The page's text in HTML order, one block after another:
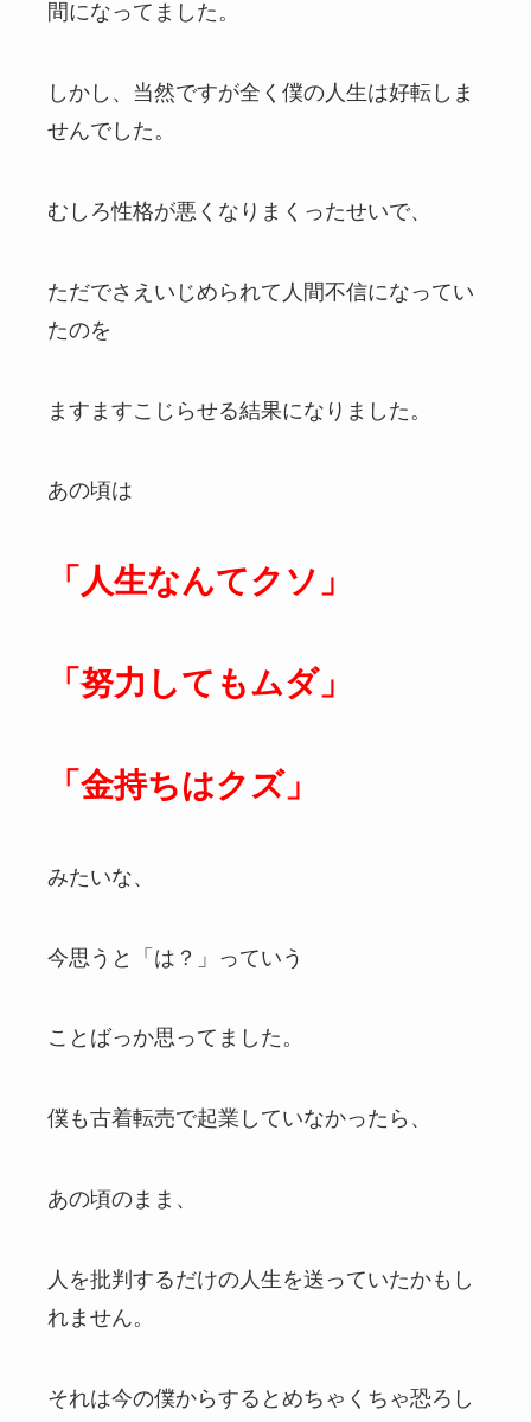
間になってました。
しかし、当然ですが全く僕の人生は好転しま
せんでした。
むしろ性格が悪くなりまくったせいで、
ただでさえいじめられて人間不信になってい
たのを
ますますこじらせる結果になりました。
あの頃は
「人生なんてクソ」
「努力してもムダ」
「金持ちはクズ」
みたいな、
今思うと「は？」っていう
ことばっか思ってました。
僕も古着転売で起業していなかったら、
あの頃のまま、
人を批判するだけの人生を送っていたかもし
れません。
それは今の僕からするとめちゃくちゃ恐ろし